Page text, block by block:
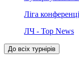
Ліга
ЛЧ - Top News
До всіх турнірів